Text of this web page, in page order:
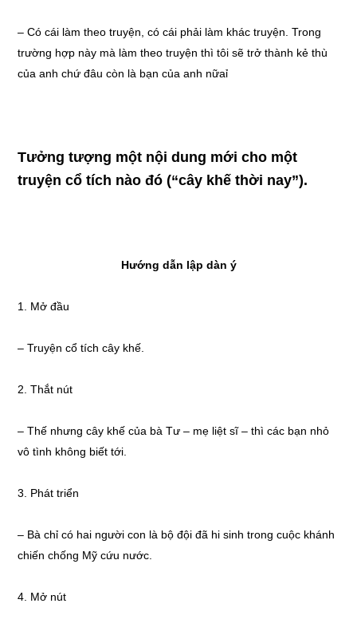
– Có cái làm theo truyện, có cái phải làm khác truyện. Trong
trường hợp này mà làm theo truyện thì tôi sẽ trở thành kẻ thù
của anh chứ đâu còn là bạn của anh nữaỉ
Tưởng tượng một nội dung mới cho một
truyện cổ tích nào đó (“cây khế thời nay”).
Hướng dẫn lập dàn ý
1. Mở đầu
– Truyện cổ tích cây khế.
2. Thắt nút
– Thế nhưng cây khế của bà Tư – mẹ liệt sĩ – thì các bạn nhỏ
vô tình không biết tới.
3. Phát triển
– Bà chỉ có hai người con là bộ đội đã hi sinh trong cuộc khánh
chiến chống Mỹ cứu nước.
4. Mở nút